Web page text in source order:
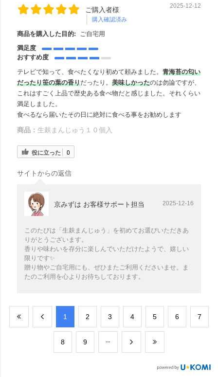
ご購入者様
購入確認済み
2025-12-12
商品を購入した目的:
ご自宅用
満足度
おすすめ度
テレビで知って、食べたくなり初めて頼みました。 青海苔の匂い
だったり笹の葉の香りだったり。 美味しかったのは勿論ですが、
これはすごく上品で歴史ある食べ物だと感じました。それくらい
満足しました。
食べるなら届いたその日に絶対に食べる事をお勧めします
商品： 生麸まんじゅう１０個入
役に立った 0
サイトからの返信
京みずは お客様サポート担当 2025-12-16
このたびは「生麸まんじゅう」を初めてお選びいただきあ
りがとうございます。
香りや味わいを存分に楽しんでいただけたようで、嬉しい
限りです✨️
贈り物やご自宅用にも、ぜひまたご利用くださいませ。ま
たのご利用を心よりお待ちしております。
​1 ​2 ​3 ​4 ​5 ​6 ​7
​8 ​9